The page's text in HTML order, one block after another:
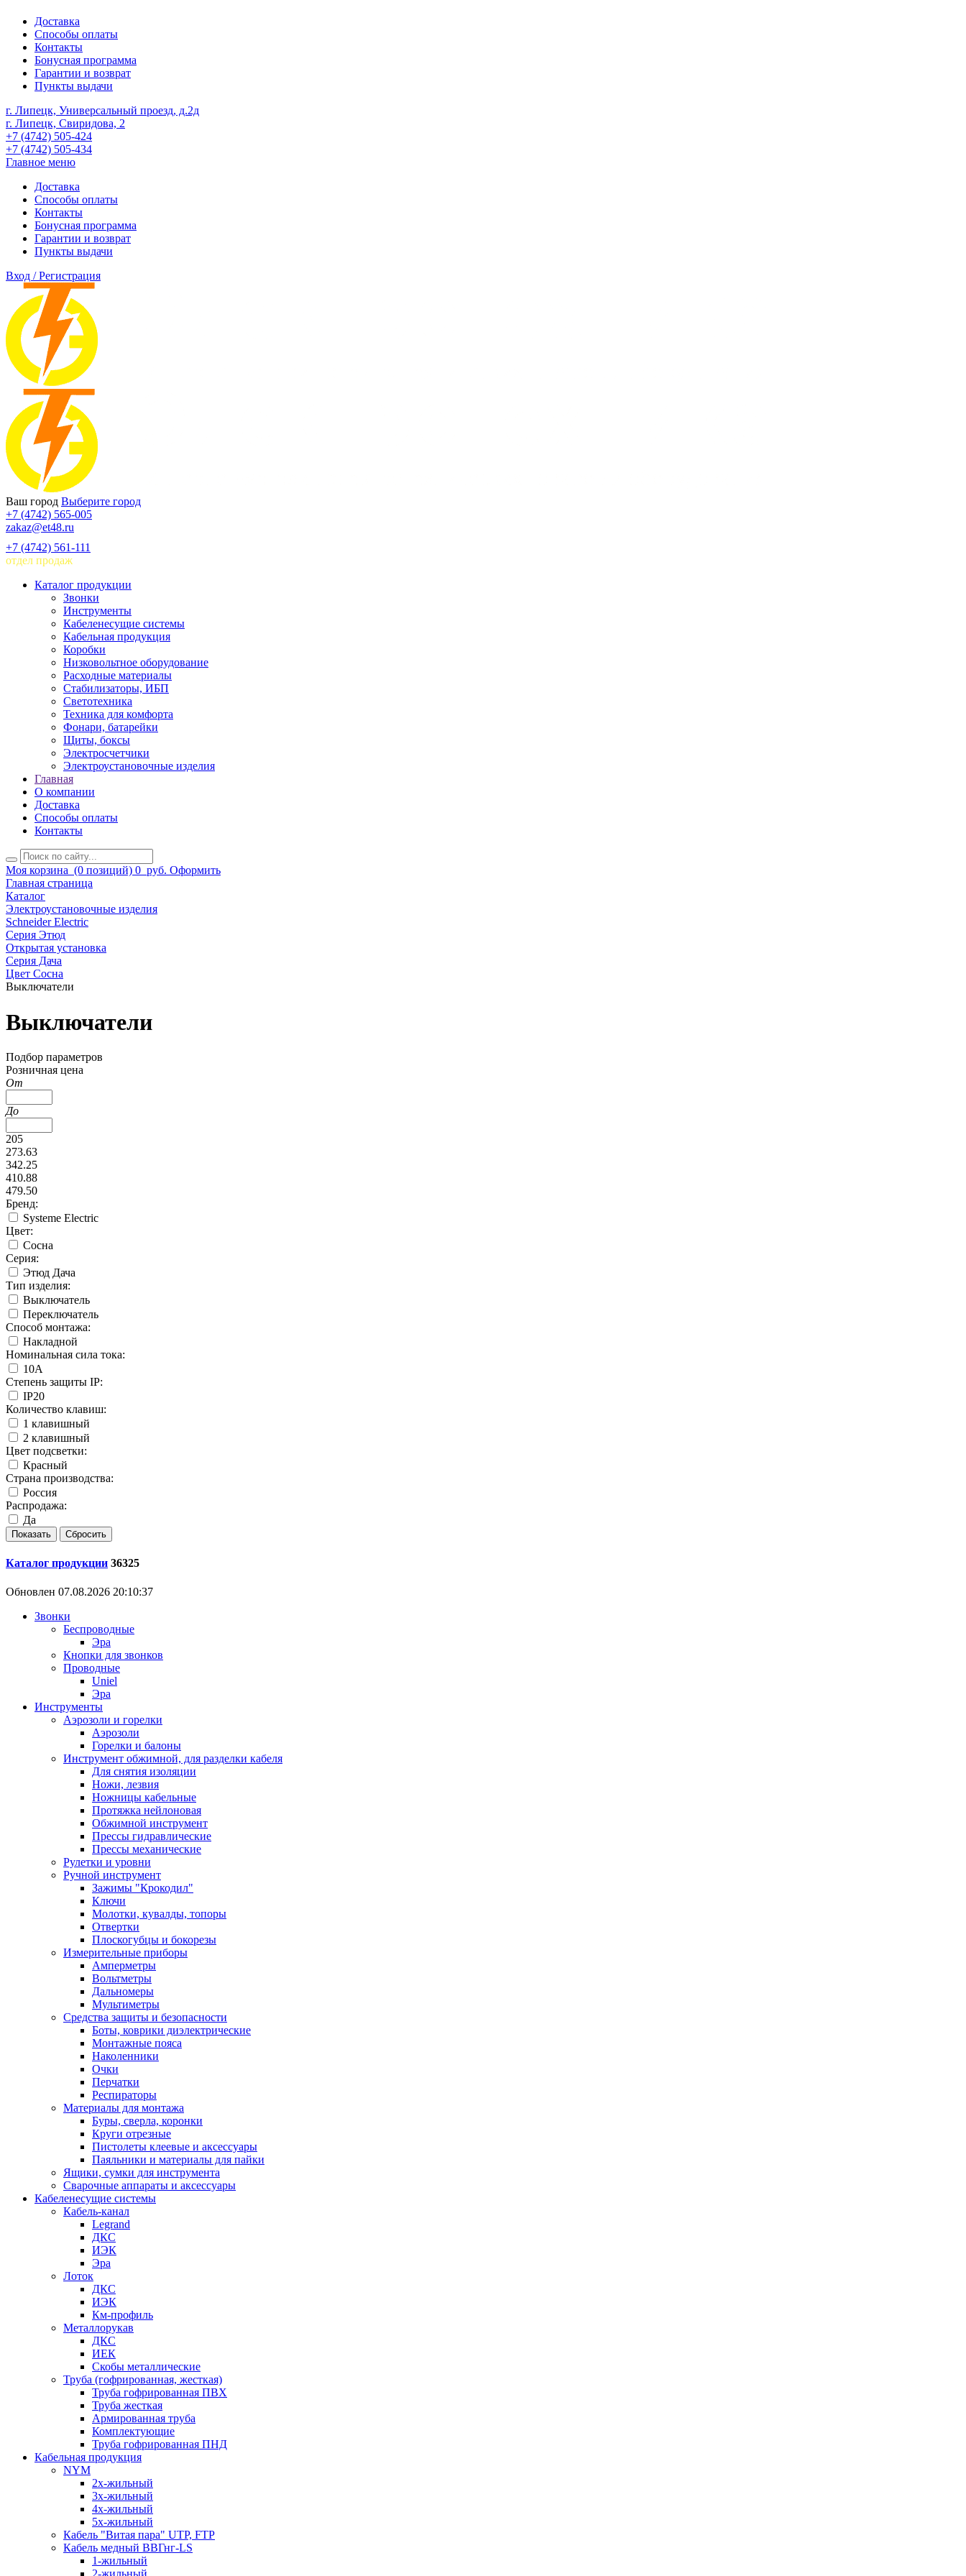
Доставка
Способы оплаты
Контакты
Бонусная программа
Гарантии и возврат
Пункты выдачи
г. Липецк, Универсальный проезд, д.2д
г. Липецк, Свиридова, 2
+7 (4742) 505-424
+7 (4742) 505-434
Главное меню
Доставка
Способы оплаты
Контакты
Бонусная программа
Гарантии и возврат
Пункты выдачи
Вход / Регистрация
Ваш город Выберите город
+7 (4742) 565-005
zakaz@et48.ru
+7 (4742) 561-111
отдел продаж
Каталог продукции
Звонки
Инструменты
Кабеленесущие системы
Кабельная продукция
Коробки
Низковольтное оборудование
Расходные материалы
Стабилизаторы, ИБП
Светотехника
Техника для комфорта
Фонари, батарейки
Щиты, боксы
Электросчетчики
Электроустановочные изделия
Главная
О компании
Доставка
Способы оплаты
Контакты
Моя корзина (0 позиций) 0 руб. Оформить
Главная страница
Каталог
Электроустановочные изделия
Schneider Electric
Серия Этюд
Открытая установка
Серия Дача
Цвет Сосна
Выключатели
Выключатели
Подбор параметров
Розничная цена
От
До
205
273.63
342.25
410.88
479.50
Бренд:
Systeme Electric
Цвет:
Сосна
Серия:
Этюд Дача
Тип изделия:
Выключатель
Переключатель
Способ монтажа:
Накладной
Номинальная сила тока:
10А
Степень защиты IP:
IP20
Количество клавиш:
1 клавишный
2 клавишный
Цвет подсветки:
Красный
Страна производства:
Россия
Распродажа:
Да
Каталог продукции 36325
Обновлен 07.08.2026 20:10:37
Звонки
Беспроводные
Эра
Кнопки для звонков
Проводные
Uniel
Эра
Инструменты
Аэрозоли и горелки
Аэрозоли
Горелки и балоны
Инструмент обжимной, для разделки кабеля
Для снятия изоляции
Ножи, лезвия
Ножницы кабельные
Протяжка нейлоновая
Обжимной инструмент
Прессы гидравлические
Прессы механические
Рулетки и уровни
Ручной инструмент
Зажимы "Крокодил"
Ключи
Молотки, кувалды, топоры
Отвертки
Плоскогубцы и бокорезы
Измерительные приборы
Амперметры
Вольтметры
Дальномеры
Мультиметры
Средства защиты и безопасности
Боты, коврики диэлектрические
Монтажные пояса
Наколенники
Очки
Перчатки
Респираторы
Материалы для монтажа
Буры, сверла, коронки
Круги отрезные
Пистолеты клеевые и аксессуары
Паяльники и материалы для пайки
Ящики, сумки для инструмента
Сварочные аппараты и аксессуары
Кабеленесущие системы
Кабель-канал
Legrand
ДКС
ИЭК
Эра
Лоток
ДКС
ИЭК
Км-профиль
Металлорукав
ДКС
ИЕК
Скобы металлические
Труба (гофрированная, жесткая)
Труба гофрированная ПВХ
Труба жесткая
Армированная труба
Комплектующие
Труба гофрированная ПНД
Кабельная продукция
NYM
2х-жильный
3х-жильный
4х-жильный
5х-жильный
Кабель "Витая пара" UTP, FTP
Кабель медный ВВГнг-LS
1-жильный
2-жильный